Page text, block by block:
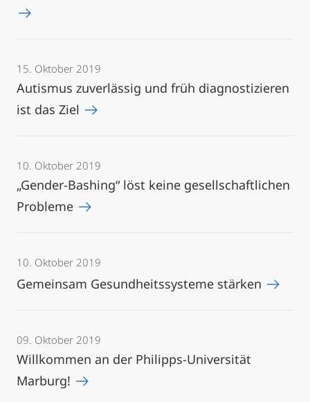
15. Oktober 2019
Autismus zuverlässig und früh diagnostizieren
ist das Ziel
10. Oktober 2019
„Gender-Bashing“ löst keine gesellschaftlichen
Probleme
10. Oktober 2019
Gemeinsam Gesundheitssysteme stärken
09. Oktober 2019
Willkommen an der Philipps-Universität
Marburg!